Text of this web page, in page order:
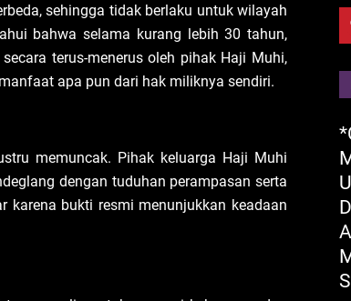
sehingga tidak berlaku untuk wilayah
bahwa selama kurang lebih 30 tahun,
terus-menerus oleh pihak Haji Muhi,
apa pun dari hak miliknya sendiri.
memuncak. Pihak keluarga Haji Muhi
dengan tuduhan perampasan serta
karena bukti resmi menunjukkan keadaan